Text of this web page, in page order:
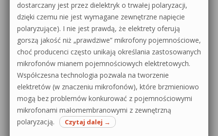
dostarczany jest przez dielektryk o trwałej polaryzacji,
dzięki czemu nie jest wymagane zewnętrzne napięcie
polaryzujące). I nie jest prawdą, że elektrety oferują
gorszą jakość niż „prawdziwe” mikrofony pojemnościowe,
choć producenci często unikają określania zastosowanych
mikrofonów mianem pojemnościowych elektretowych.
Współczesna technologia pozwala na tworzenie
elektretów (w znaczeniu mikrofonów), które brzmieniowo
mogą bez problemów konkurować z pojemnościowymi
mikrofonami małomembranowymi z zewnętrzną
polaryzacją.
Czytaj dalej →